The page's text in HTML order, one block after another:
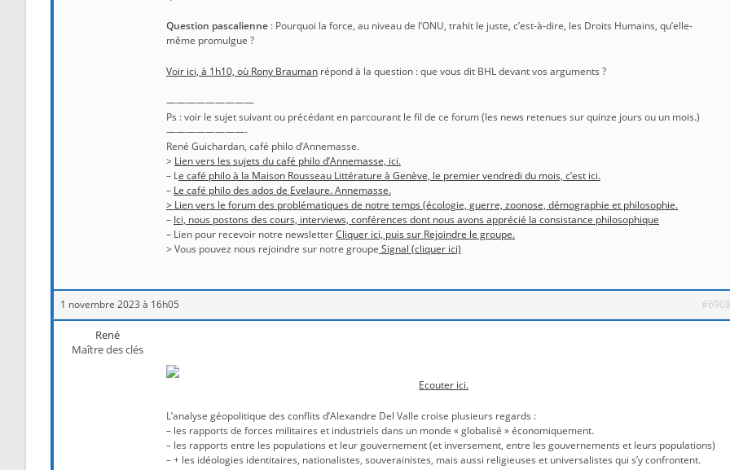
Question pascalienne : Pourquoi la force, au niveau de l’ONU, trahit le juste, c’est-à-dire, les Droits Humains, qu’elle-
même promulgue ?
Voir ici, à 1h10, où Rony Brauman répond à la question : que vous dit BHL devant vos arguments ?
—————————
Ps : voir le sujet suivant ou précédant en parcourant le fil de ce forum (les news retenues sur quinze jours ou un mois.)
————————-
René Guichardan, café philo d’Annemasse.
> Lien vers les sujets du café philo d’Annemasse, ici.
– Le café philo à la Maison Rousseau Littérature à Genève, le premier vendredi du mois, c’est ici.
– Le café philo des ados de Evelaure. Annemasse.
> Lien vers le forum des problématiques de notre temps (écologie, guerre, zoonose, démographie et philosophie.
– Ici, nous postons des cours, interviews, conférences dont nous avons apprécié la consistance philosophique
– Lien pour recevoir notre newsletterCliquer ici, puis sur Rejoindre le groupe.
> Vous pouvez nous rejoindre sur notre groupe Signal (cliquer ici)
1 novembre 2023 à 16h05
René
Maître des clés
Ecouter ici.
L’analyse géopolitique des conflits d’Alexandre Del Valle croise plusieurs regards :
– les rapports de forces militaires et industriels dans un monde « globalisé » économiquement.
– les rapports entre les populations et leur gouvernement (et inversement, entre les gouvernements et leurs populations)
– + les idéologies identitaires, nationalistes, souverainistes, mais aussi religieuses et universalistes qui s’y confrontent.